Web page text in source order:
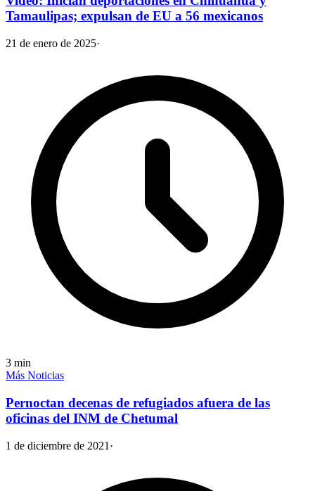
Tamaulipas; expulsan de EU a 56 mexicanos
21 de enero de 2025·
3 min
Más Noticias
Pernoctan decenas de refugiados afuera de las
oficinas del INM de Chetumal
1 de diciembre de 2021 ·